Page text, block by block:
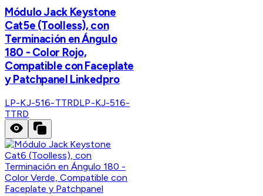
Módulo Jack Keystone
Cat5e (Toolless), con
Terminación en Ángulo
180 - Color Rojo,
Compatible con Faceplate
y Patchpanel Linkedpro
LP-KJ-516-TTRDLP-KJ-516-
TTRD